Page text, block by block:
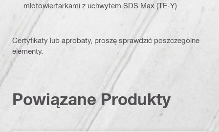
młotowiertarkami z uchwytem SDS Max (TE-Y)
Certyfikaty lub aprobaty, proszę sprawdzić poszczególne
elementy.
Powiązane Produkty